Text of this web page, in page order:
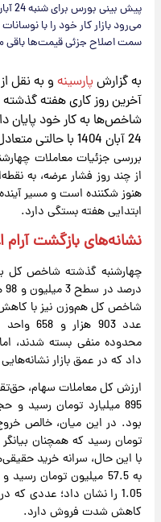
پیش
می‌رود بازار کار خود را با
سمت اصلاح جزئی قیمت‌ها باقی
به گزارشپارسینهو به نقل از
آخرین روز کاری هفته گذشته
شاخص‌ها به کار خود پایان
24 آبان 1404 با حالتی متعادل اما متمایل به رنگ قرمز آغاز شود.
بررسی جزئیات معاملات
از چند روز فشار عرضه، به
هنوز شکننده است و مسیر آینده
ابتدایی هفته بستگی دارد.
نشانه‌های بازگشت آرام
عدد 903
محدوده منفی بسته شدند،
داد که در عمق بازار
تومان رسید که همچنان
به 57.5 میلیون تومان
1.05 را نشان داد؛ عددی که در
کاهش شدت فروش دارد.